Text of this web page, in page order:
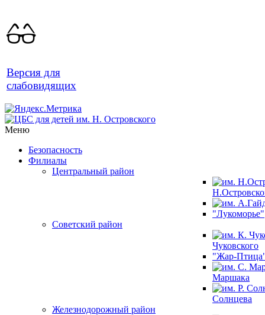
Версия для
слабовидящих
Меню
Безопасность
Филиалы
Центральный район
"Лукоморье"
Советский район
Чуковского
"Жар-
Маршака
Солнцева
Железнодорожный район